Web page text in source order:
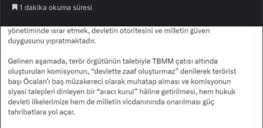
1 dakika okuma süresi